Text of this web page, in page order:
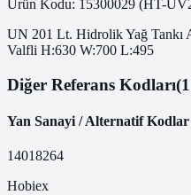
Ürün Kodu: 15300029 (HT-
UN 201 Lt. Hidrolik Yağ Tankı
Valfli H:630 W:700 L:495
Diğer Referans Kodları
Yan Sanayi / Alternatif Kodlar
14018264
Hobiex